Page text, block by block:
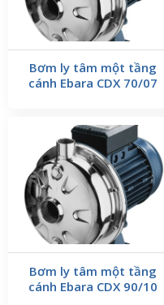
Bơm ly tâm một tầng
cánh Ebara CDX 70/07
Bơm ly tâm một tầng
cánh Ebara CDX 90/10